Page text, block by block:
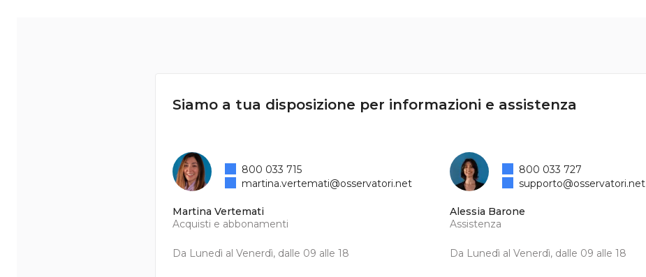
Siamo a tua disposizione per informazioni e assistenza
Martina Vertemati
Acquisti e abbonamenti
Da Lunedì al Venerdì, dalle 09 alle 18
800 033 715
martina.vertemati@osservatori.net
Alessia Barone
Assistenza
Da Lunedì al Venerdì, dalle 09 alle 18
800 033 727
supporto@osservatori.net